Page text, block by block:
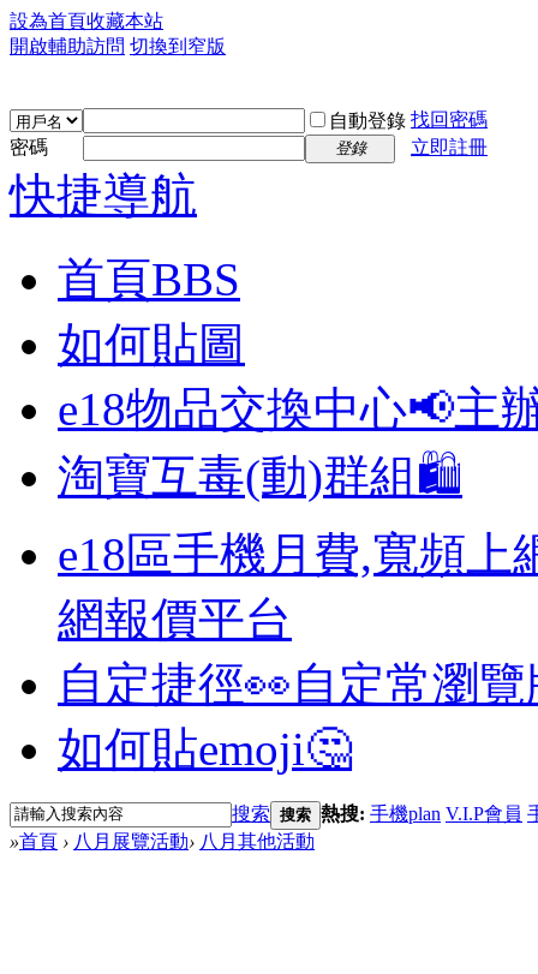
設為首頁收藏本站
開啟輔助訪問 切換到窄版
自動登錄 找回密碼
密碼
登錄 立即註冊
快捷導航
首頁BBS
如何貼圖
e18物品交換中心📢主
淘寶互毒(動)群組🛍️
e18區手機月費,寬頻上
網報價平台
自定捷徑👀自定常瀏
如何貼emoji🤔
搜索 搜索 熱搜: 手機plan V.I.P會員
»首頁 › 八月展覽活動› 八月其他活動